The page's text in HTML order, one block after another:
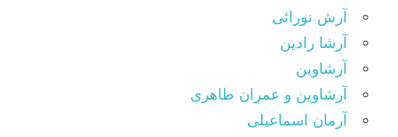
آرش نورائی
آرشا رادین
آرشاوین
آرشاوین و عمران طاهری
آرمان اسماعیلی